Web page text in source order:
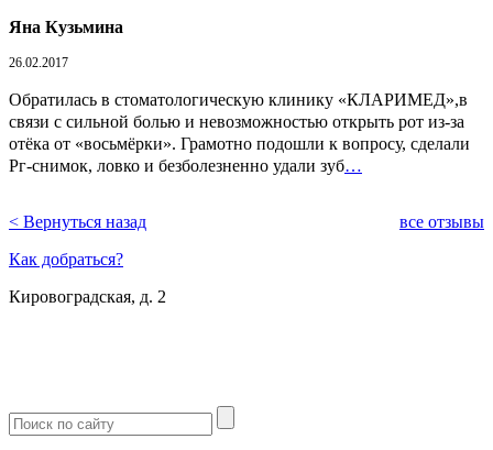
Яна Кузьмина
26.02.2017
Обратилась в стоматологическую клинику «КЛАРИМЕД»,в
связи с сильной болью и невозможностью открыть рот из-за
отёка от «восьмёрки». Грамотно подошли к вопросу, сделали
Рг-снимок, ловко и безболезненно удали зуб…
все отзывы
< Вернуться назад
Как добраться?
Кировоградская, д. 2